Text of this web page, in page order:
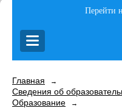
Перейти
Главная →
Сведения об
Образование →